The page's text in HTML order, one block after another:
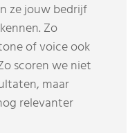
ze jouw bedrijf
Zo
of voice ook
scoren we niet
maar
relevanter